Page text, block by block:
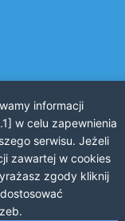
informacji
w celu zapewnienia
serwisu. Jeżeli
zawartej w cookies
zgody kliknij